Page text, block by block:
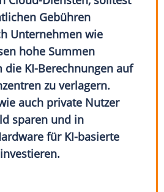
Gebühren
Unternehmen wie
hohe Summen
die KI-Berechnungen auf
zu verlagern.
auch private Nutzer
sparen und in
für KI-basierte